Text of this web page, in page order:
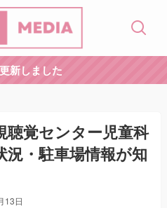
新しました
聴覚センター児童科
況・駐車場情報が知
13日